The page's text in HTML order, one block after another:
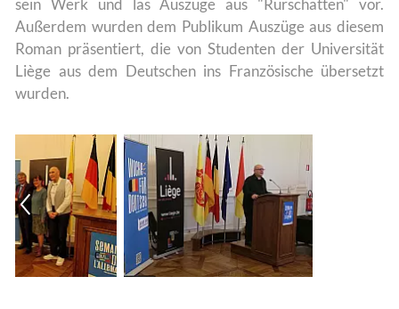
Außerdem wurden dem Publikum Auszüge aus diesem
Roman präsentiert, die von Studenten der Universität
Liège aus dem Deutschen ins Französische übersetzt
wurden.